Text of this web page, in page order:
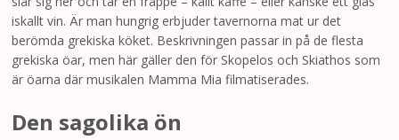
iskallt vin. Är man hungrig erbjuder tavernorna mat ur det
berömda grekiska köket. Beskrivningen passar in på de flesta
grekiska öar, men här gäller den för Skopelos och Skiathos som
är öarna där musikalen Mamma Mia filmatiserades.
Den sagolika ön